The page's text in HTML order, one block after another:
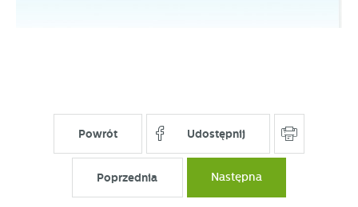
Powrót Udostępnij
Poprzednia Następna